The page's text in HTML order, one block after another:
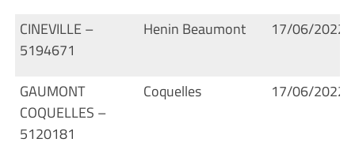
CINEVILLE –
5194671
Henin Beaumont 17/06/2022
GAUMONT
COQUELLES –
5120181
Coquelles 17/06/2022